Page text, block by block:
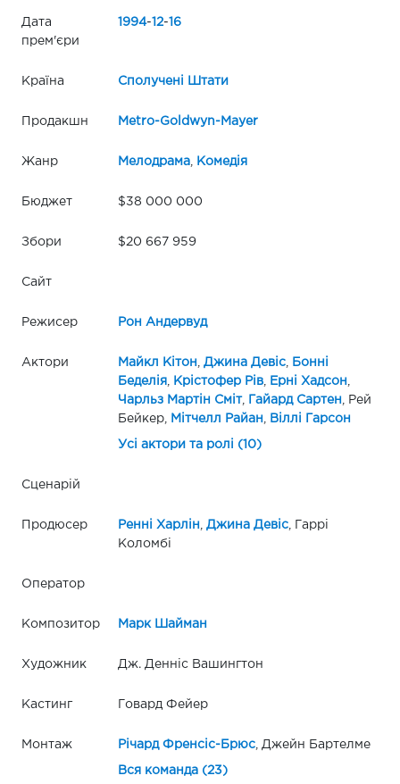
Дата
прем'єри
1994-12-16
Країна Сполучені Штати
Продакшн Metro-Goldwyn-Mayer
Жанр Мелодрама, Комедія
Бюджет $38 000 000
Збори $20 667 959
Сайт
Режисер Рон Андервуд
Актори Майкл Кітон Джина Девіс,
Бонні
Беделія, Крістофер Рів, Ерні Хадсон
Чарльз Мартін Сміт, Гайард Сартен , Рей
Бейкер,
Мітчелл Райан Віллі Гарсон
Усі актори та ролі (10)
Сценарій
Продюсер Ренні Харлін Джина Девіс, Гаррі
Коломбі
Оператор
Композитор Марк Шайман
Художник Дж. Денніс Вашингтон
Кастинг Говард Фейер
Монтаж Річард Френсіс-Брюс, Джейн Бартелме
Вся команда (23)